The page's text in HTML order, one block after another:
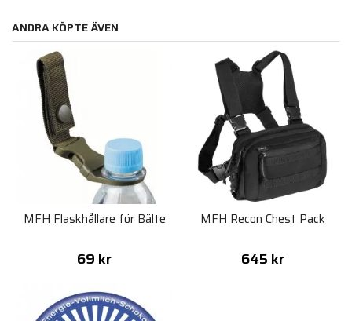
ANDRA KÖPTE ÄVEN
MFH Flaskhållare för Bälte
69 kr
MFH Recon Chest Pack
645 kr